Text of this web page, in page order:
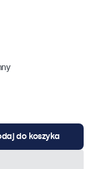
do koszyka